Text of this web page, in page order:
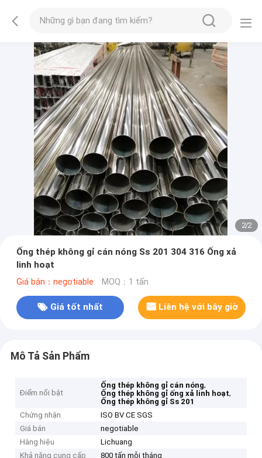
2/2
Ống thép không gỉ cán nóng Ss 201 304 316 Ống xả
linh hoạt
Giá bán：negotiable MOQ：1 tấn
Giá tốt nhất Liên hệ với bây giờ
Mô Tả Sản Phẩm
Điểm nổi bật
Ống thép không gỉ cán nóng,
Ống thép không gỉ ống xả linh hoạt,
Ống thép không gỉ Ss 201
Chứng nhận
ISO BV CE SGS
Giá bán
negotiable
Hàng hiệu
Lichuang
Khả năng cung cấp
800 tấn mỗi tháng